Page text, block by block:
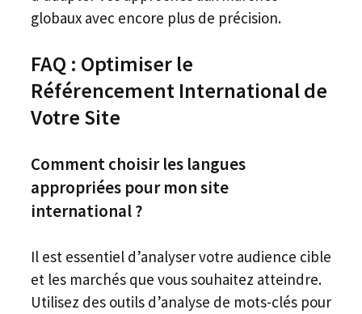
globaux avec encore plus de précision.
FAQ : Optimiser le
Référencement International de
Votre Site
Comment choisir les langues
appropriées pour mon site
international ?
Il est essentiel d’analyser votre audience cible
et les marchés que vous souhaitez atteindre.
Utilisez des outils d’analyse de mots-clés pour